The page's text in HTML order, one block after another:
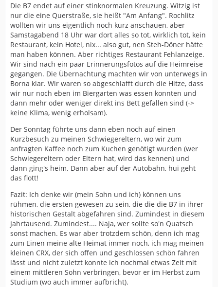
Die B7 endet auf einer stinknormalen Kreuzung. Witzig ist
nur die eine Querstraße, sie heißt "Am Anfang". Rochlitz
wollten wir uns eigentlich noch kurz anschauen, aber
Samstagabend 18 Uhr war dort alles so tot, wirklich tot, kein
Restaurant, kein Hotel, nix... also gut, nen Steh-Döner hätte
man haben können. Aber richtiges Restaurant Fehlanzeige.
Wir sind nach ein paar Erinnerungsfotos auf die Heimreise
gegangen. Die Übernachtung machten wir von unterwegs in
Borna klar. Wir waren so abgeschlafft durch die Hitze, dass
wir nur noch eben im Biergarten was essen konnten und
dann mehr oder weniger direkt ins Bett gefallen sind (->
keine Klima, wenig erholsam).
Der Sonntag führte uns dann eben noch auf einen
Kurzbesuch zu meinen Schwiegereltern, wo wir zum
anfragten Kaffee noch zum Kuchen genötigt wurden (wer
Schwiegereltern oder Eltern hat, wird das kennen) und
dann ging's heim. Dann aber auf der Autobahn, hui geht
das flott!
Fazit: Ich denke wir (mein Sohn und ich) können uns
rühmen, die ersten gewesen zu sein, die die die B7 in ihrer
historischen Gestalt abgefahren sind. Zumindest in diesem
Jahrtausend. Zumindest.... Naja, wer sollte so'n Quatsch
sonst machen. Es war aber trotzdem schön, denn ich mag
zum Einen meine alte Heimat immer noch, ich mag meinen
kleinen CRX, der sich offen und geschlossen schön fahren
lässt und nicht zuletzt konnte ich nochmal etwas Zeit mit
einem mittleren Sohn verbringen, bevor er im Herbst zum
Studium (wo auch immer aufbricht).